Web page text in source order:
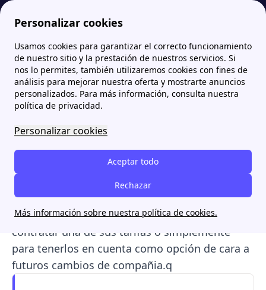
Personalizar cookies
Usamos cookies para garantizar el correcto funcionamiento
de nuestro sitio y la prestación de nuestros servicios. Si
nos lo permites, también utilizaremos cookies con fines de
análisis para mejorar nuestra oferta y mostrarte anuncios
personalizados. Para más información, consulta nuestra
política de privacidad.
Personalizar cookies
Aceptar todo
Rechazar
Más información sobre nuestra política de cookies.
Papernest.es Comercializadoras Nexus Energía: Qué es, Tarifas y Opiniones
Nexus Energía: Qué es,
Tarifas y Opiniones
La compañíaNexus Energía
luz y gas diseñadas para distintos tipos de
consumidores y apuesta por el suministro
procedente de fuentes renovables. A
continuación, te contamos todo lo que debes
saber sobre Nexus Energia en caso de querer
contratar una de sus tarifas o simplemente
para tenerlos en cuenta como opción de cara a
futuros cambios de compañia.q